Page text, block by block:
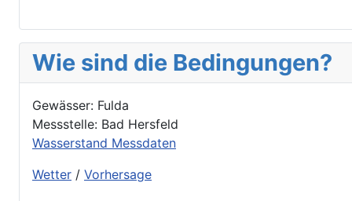
Wie sind die Bedingungen?
Gewässer: Fulda
Messstelle: Bad Hersfeld
Wasserstand Messdaten
Wetter / Vorhersage